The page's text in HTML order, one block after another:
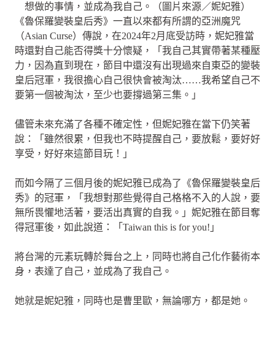
想做的事情，並成為我自己。（圖片來源／妮妃雅）
《魯保羅變裝皇后秀》一直以來都有所謂的亞洲魔咒
（Asian Curse）傳說，在2024年2月底受訪時，妮妃雅當
時還對自己能否得獎十分懷疑，「我自己其實帶著某種壓
力，因為直到現在，節目中還沒有出現過來自東亞的變裝
皇后冠軍，我很擔心自己很快會被淘汰……我希望自己不
要第一個被淘汰，至少也要撐過第三集。」
儘管未來充滿了各種不確定性，但妮妃雅在當下仍笑著
說：「雖然很累，但我也不時提醒自己，要放鬆，要好好
享受，好好來這節目玩！」
而如今隔了三個月後的妮妃雅已成為了《魯保羅變裝皇后
秀》的冠軍，「我想對那些覺得自己格格不入的人說，要
無所畏懼地活著，要活出真實的自我。」妮妃雅在節目奪
得冠軍後，如此說道：「Taiwan this is for you!」
將台灣的元素玩轉於舞台之上，同時也將自己化作藝術本
身，表達了自己，並成為了我自己。
她就是妮妃雅，同時也是曹里歐，無論哪方，都是她。